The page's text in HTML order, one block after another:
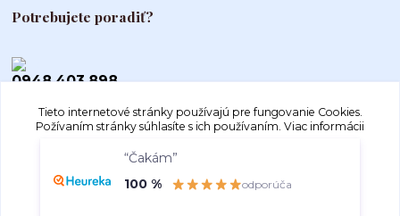
Potrebujete poradiť?
0948 403 898
info@autogood.sk
Tieto internetové stránky používajú pre fungovanie Cookies.
Požívaním stránky súhlasíte s ich používaním. Viac informácii
Nastavenia Súhlasím
“Čakám”
100 %
odporúča